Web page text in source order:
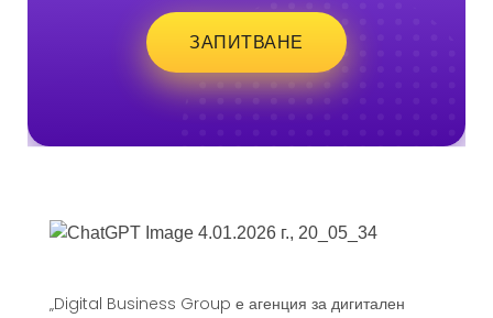
ЗАПИТВАНЕ
„Digital Business Group е агенция за дигитален